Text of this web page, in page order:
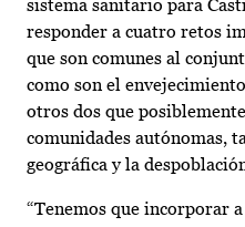
sistema sanitario para
responder a cuatro retos
que son comunes al
como son el
otros dos que
comunidades autónomas,
geográfica y la
“Tenemos que incorporar